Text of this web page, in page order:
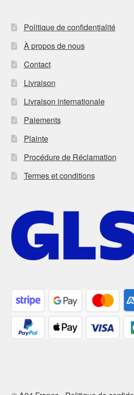
Politique de confidentialité
À propos de nous
Contact
Livraison
Livraison internationale
Paiements
Plainte
Procédure de Réclamation
Termes et conditions